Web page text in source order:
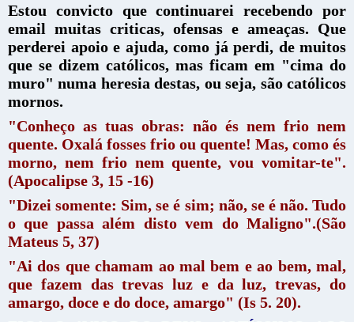
Estou convicto que continuarei recebendo por
email muitas criticas, ofensas e ameaças. Que
perderei apoio e ajuda, como já perdi, de muitos
que se dizem católicos, mas ficam em "cima do
muro" numa heresia destas, ou seja, são católicos
mornos.
"Conheço as tuas obras: não és nem frio nem
quente. Oxalá fosses frio ou quente! Mas, como és
morno, nem frio nem quente, vou vomitar-te".
(Apocalipse 3, 15 -16)
"Dizei somente: Sim, se é sim; não, se é não. Tudo
o que passa além disto vem do Maligno".(São
Mateus 5, 37)
"Ai dos que chamam ao mal bem e ao bem, mal,
que fazem das trevas luz e da luz, trevas, do
amargo, doce e do doce, amargo" (Is 5. 20).